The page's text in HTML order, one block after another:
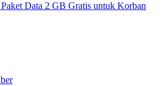
Data 2 GB Gratis untuk Korban